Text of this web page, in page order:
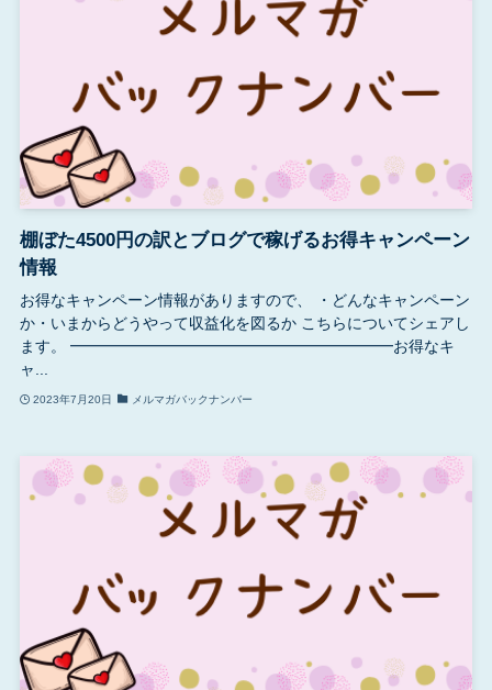
棚ぼた4500円の訳とブログで稼げるお得キャンペーン
情報
お得なキャンペーン情報がありますので、 ・どんなキャンペーン
か・いまからどうやって収益化を図るか こちらについてシェアし
ます。 ━━━━━━━━━━━━━━━━━━━━━お得なキ
ャ...
2023年7月20日 メルマガバックナンバー